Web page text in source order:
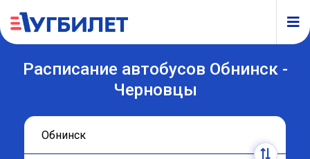
Расписание автобусов Обнинск -
Черновцы